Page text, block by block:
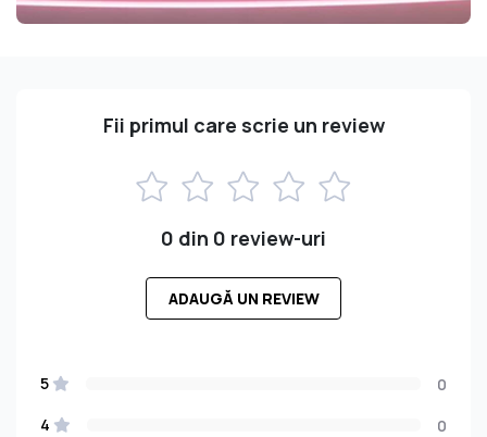
Fii primul care scrie un review
0 din 0 review-uri
ADAUGĂ UN REVIEW
5
0
4
0